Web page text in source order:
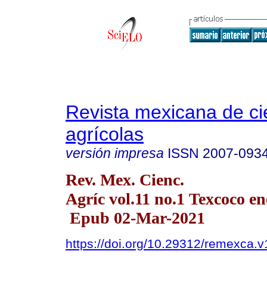
Revista mexicana de
agrícolas
versión impresa ISSN 2007-
Rev. Mex. Cienc.
Agríc vol.11 no.1 Texcoco
Epub 02-Mar-2021
https://doi.org/10.29312/